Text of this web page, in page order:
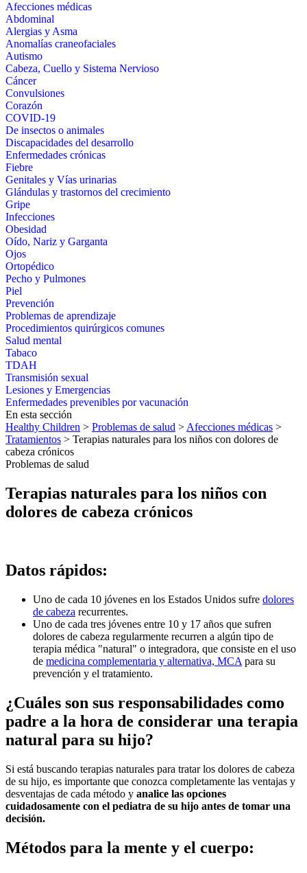
Afecciones médicas
Abdominal
Alergias y Asma
Anomalías craneofaciales
Autismo
Cabeza, Cuello y Sistema Nervioso
Cáncer
Convulsiones
Corazón
COVID-19
De insectos o animales
Discapacidades del desarrollo
Enfermedades crónicas
Fiebre
Genitales y Vías urinarias
Glándulas y trastornos del crecimiento
Gripe
Infecciones
Obesidad
Oído, Nariz y Garganta
Ojos
Ortopédico
Pecho y Pulmones
Piel
Prevención
Problemas de aprendizaje
Procedimientos quirúrgicos comunes
Salud mental
Tabaco
TDAH
Transmisión sexual
Lesiones y Emergencias
Enfermedades prevenibles por vacunación
En esta sección
Healthy Children > Problemas de salud > Afecciones médicas >
Tratamientos > Terapias naturales para los niños con dolores de
cabeza crónicos
Problemas de salud
Terapias naturales para los niños con
dolores de cabeza crónicos
​Datos rápidos:
Uno de cada 10 jóvenes en los Estados Unidos sufre dolores
de cabeza recurrentes.
Uno de cada tres jóvenes entre 10 y 17 años que sufren
dolores de cabeza regularmente recurren a algún tipo de
terapia médica "natural" o integradora, que consiste en el uso
de medicina complementaria y alternativa, MCA para su
prevención y el tratamiento.
¿Cuáles son sus responsabilidades como
padre a la hora de considerar una terapia
natural para su hijo?
Si está buscando terapias naturales para tratar los dolores de cabeza
de su hijo, es importante que conozca completamente las ventajas y
desventajas de cada método y analice las opciones
cuidadosamente con el pediatra de su hijo antes de tomar una
decisión.
Métodos para la mente y el cuerpo: